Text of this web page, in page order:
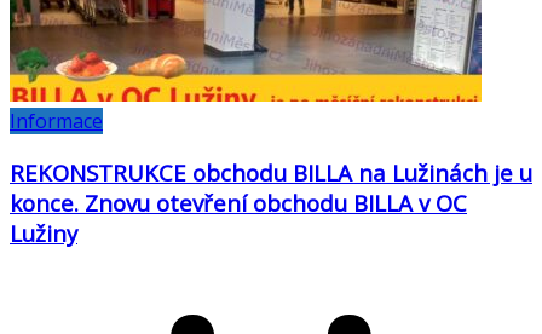
Informace
REKONSTRUKCE obchodu BILLA na Lužinách je u
konce. Znovu otevření obchodu BILLA v OC
Lužiny